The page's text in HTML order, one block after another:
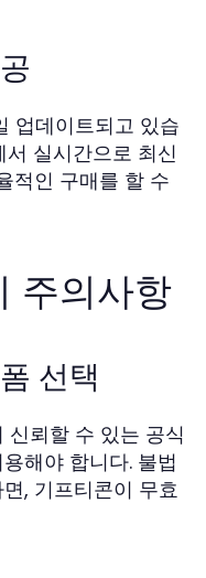
업데이트되고 있습
실시간으로 최신
적인 구매를 할 수
주의사항
선택
신뢰할 수 있는 공식
해야 합니다. 불법
, 기프티콘이 무효